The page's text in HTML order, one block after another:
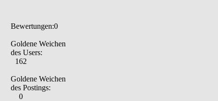
Bewertungen:0
Goldene Weichen
des Users:
162
Goldene Weichen
des Postings:
0